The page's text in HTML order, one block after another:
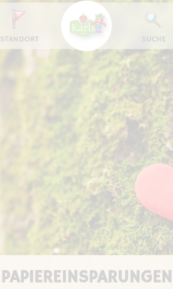
STANDORT SUCHE
PAPIEREINSPARUNGEN